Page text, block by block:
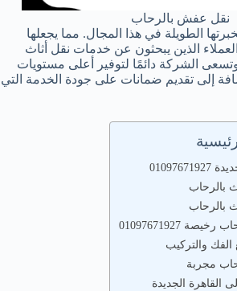
نقل عفش بالرحاب
الطويلة في هذا المجال. مما يجعلها
العملاء الذين يبحثون عن خدمات نقل أثاث
الشركة دائمًا لتوفير أعلى مستويات
إلى تقديم ضمانات على جودة الخدمة التي
بالرحاب
بالرحاب
01097671927
والتركيب
مجربة
القاهرة الجديدة